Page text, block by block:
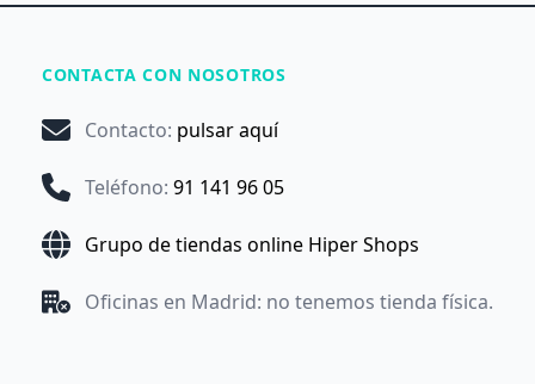
CONTACTA CON NOSOTROS
Contacto: pulsar aquí
Teléfono: 91 141 96 05
Grupo de tiendas online Hiper Shops
Oficinas en Madrid: no tenemos tienda física.